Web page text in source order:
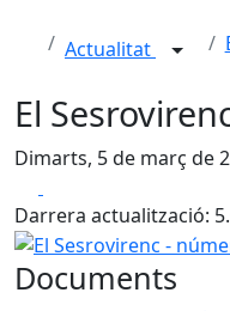
Actualitat
El
Dimarts, 5 de març de
Darrera actualització:
El Sesrovirenc -
Documents